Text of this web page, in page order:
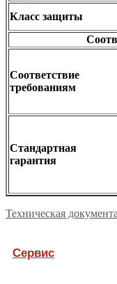
Класс защиты
Соответствие
требованиям
Стандартная
гарантия
Техническая
Сервис